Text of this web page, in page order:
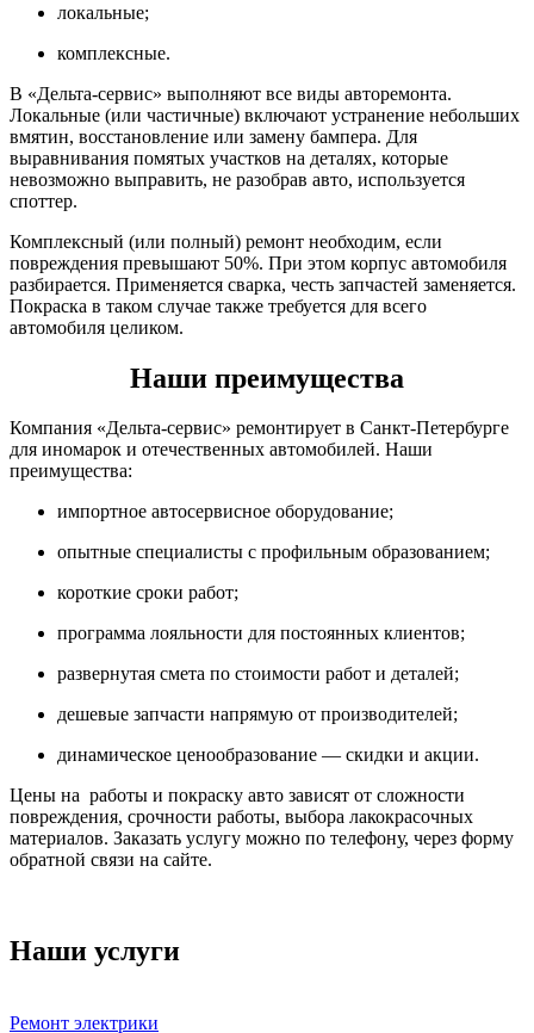
локальные;
комплексные.
В «Дельта-сервис» выполняют все виды авторемонта.
Локальные (или частичные) включают устранение небольших
вмятин, восстановление или замену бампера. Для
выравнивания помятых участков на деталях, которые
невозможно выправить, не разобрав авто, используется
споттер.
Комплексный (или полный) ремонт необходим, если
повреждения превышают 50%. При этом корпус автомобиля
разбирается. Применяется сварка, честь запчастей заменяется.
Покраска в таком случае также требуется для всего
автомобиля целиком.
Наши преимущества
Компания «Дельта-сервис» ремонтирует в Санкт-Петербурге
для иномарок и отечественных автомобилей. Наши
преимущества:
импортное автосервисное оборудование;
опытные специалисты с профильным образованием;
короткие сроки работ;
программа лояльности для постоянных клиентов;
развернутая смета по стоимости работ и деталей;
дешевые запчасти напрямую от производителей;
динамическое ценообразование — скидки и акции.
Цены на работы и покраску авто зависят от сложности
повреждения, срочности работы, выбора лакокрасочных
материалов. Заказать услугу можно по телефону, через форму
обратной связи на сайте.
Наши услуги
Ремонт электрики